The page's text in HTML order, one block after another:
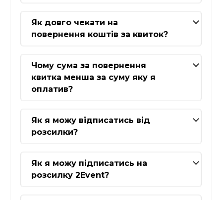
Як довго чекати на
повернення коштів за квиток?
Чому сума за повернення
квитка менша за суму яку я
оплатив?
Як я можу відписатись від
розсилки?
Як я можу підписатись на
розсилку 2Event?